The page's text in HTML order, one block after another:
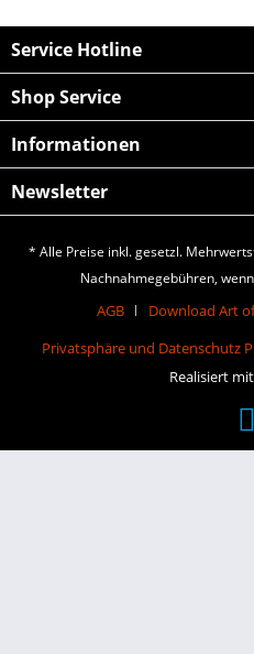
Service Hotline
Shop Service
Informationen
Newsletter
* Alle Preise inkl. gesetzl.
Nachnahmegebühren,
AGB
Download Art
Privatsphäre und Datenschutz
Realisiert